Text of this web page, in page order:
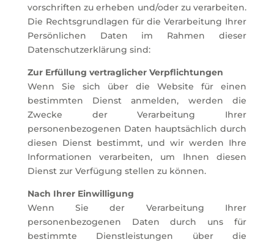
vorschriften zu erheben und/oder zu verarbeiten.
Die Rechtsgrundlagen für die Verarbeitung Ihrer
Persönlichen Daten im Rahmen dieser
Datenschutzerklärung sind:
Zur Erfüllung vertraglicher Verpflichtungen
Wenn Sie sich über die Website für einen
bestimmten Dienst anmelden, werden die
Zwecke der Verarbeitung Ihrer
personenbezogenen Daten hauptsächlich durch
diesen Dienst bestimmt, und wir werden Ihre
Informationen verarbeiten, um Ihnen diesen
Dienst zur Verfügung stellen zu können.
Nach Ihrer Einwilligung
Wenn Sie der Verarbeitung Ihrer
personenbezogenen Daten durch uns für
bestimmte Dienstleistungen über die